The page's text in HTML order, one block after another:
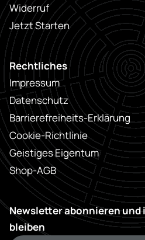
Widerruf
Jetzt Starten
Rechtliches
Impressum
Datenschutz
Barrierefreiheits-Erklärung
Cookie-Richtlinie
Geistiges Eigentum
Shop-AGB
Newsletter abonnieren
bleiben